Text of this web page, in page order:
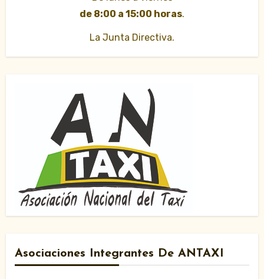
de 8:00 a 15:00 horas.
La Junta Directiva.
Asociaciones Integrantes De ANTAXI